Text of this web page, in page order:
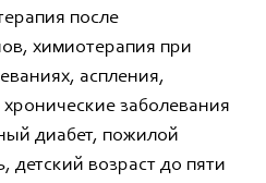
после
химиотерапия при
аспления,
хронические заболевания
диабет, пожилой
детский возраст до пяти